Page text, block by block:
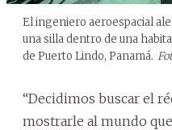
El ingeniero aeroespacial
una silla dentro de una
de Puerto Lindo, Panamá.
“Decidimos buscar el
mostrarle al mundo